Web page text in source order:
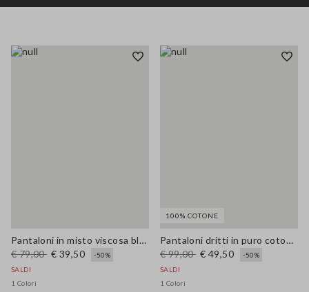
Pantaloni in misto viscosa blu regular fit
€ 79,00 € 39,50
-50%
SALDI
1 Colori
100% COTONE
Pantaloni dritti in puro cotone beige
€ 99,00 € 49,50
-50%
SALDI
1 Colori